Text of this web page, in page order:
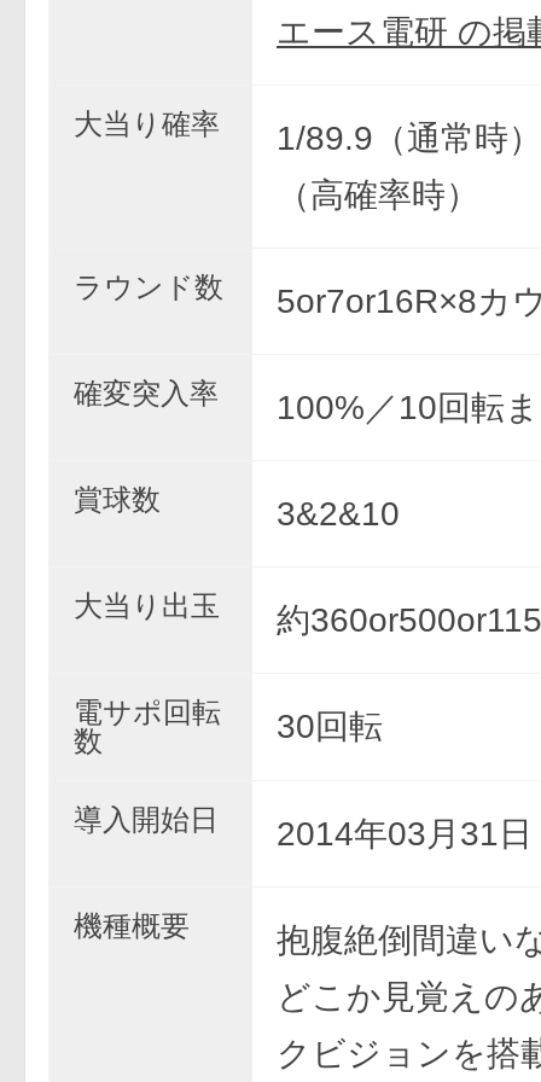
エース電研 の掲
大当り確率
1/89.9（通常時
（高確率時）
ラウンド数 5or7or16R×8カ
確変突入率 100%／10回転
賞球数 3&2&10
大当り出玉 約
電サポ回転
数
30回転
導入開始日 2014年03月31日
機種概要
抱腹絶倒間違い
どこか見覚えの
クビジョンを搭